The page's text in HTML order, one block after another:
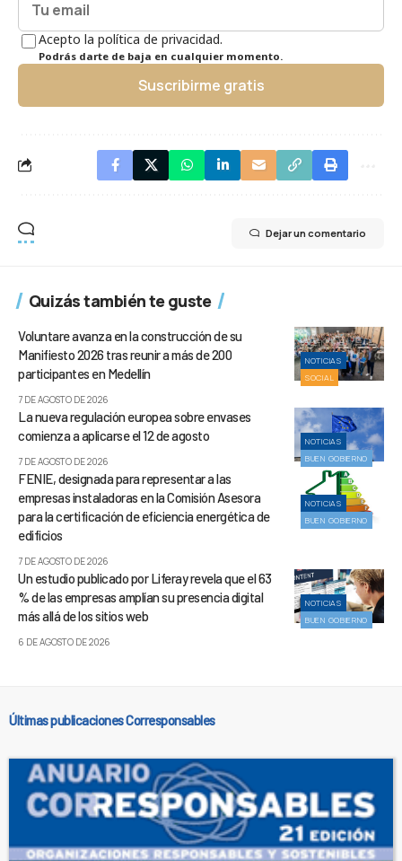
Acepto la política de privacidad.
Podrás darte de baja en cualquier momento.
Suscribirme gratis
Dejar un comentario
Quizás también te guste
NOTICIAS
SOCIAL
Voluntare avanza en la construcción de su
Manifiesto 2026 tras reunir a más de 200
participantes en Medellín
7 DE AGOSTO DE 2026
NOTICIAS
BUEN GOBIERNO
La nueva regulación europea sobre envases
comienza a aplicarse el 12 de agosto
7 DE AGOSTO DE 2026
NOTICIAS
BUEN GOBIERNO
FENIE, designada para representar a las
empresas instaladoras en la Comisión Asesora
para la certificación de eficiencia energética de
edificios
7 DE AGOSTO DE 2026
NOTICIAS
BUEN GOBIERNO
Un estudio publicado por Liferay revela que el 63
% de las empresas amplían su presencia digital
más allá de los sitios web
6 DE AGOSTO DE 2026
Últimas publicaciones Corresponsables